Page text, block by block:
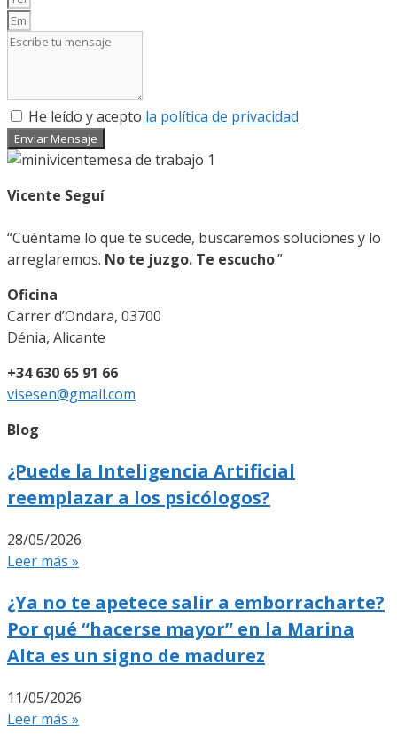
He leído y acepto la política de privacidad
Enviar Mensaje
Vicente Seguí
“Cuéntame lo que te sucede, buscaremos soluciones y lo
arreglaremos. No te juzgo. Te escucho.”
Oficina
Carrer d’Ondara, 03700
Dénia, Alicante
+34 630 65 91 66
visesen@gmail.com
Blog
¿Puede la Inteligencia Artificial
reemplazar a los psicólogos?
28/05/2026
Leer más »
¿Ya no te apetece salir a emborracharte?
Por qué “hacerse mayor” en la Marina
Alta es un signo de madurez
11/05/2026
Leer más »